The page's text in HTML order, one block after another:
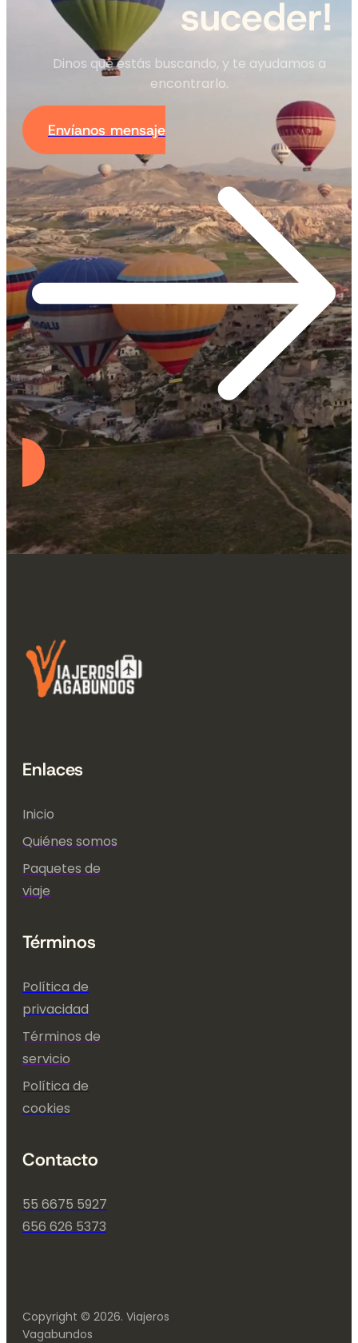
suceder!
Dinos qué estás buscando, y te ayudamos a
encontrarlo.
Envíanos mensaje
Enlaces
Inicio
Quiénes somos
Paquetes de
viaje
Términos
Política de
privacidad
Términos de
servicio
Política de
cookies
Contacto
55 6675 5927
656 626 5373
Copyright © 2026. Viajeros
Vagabundos